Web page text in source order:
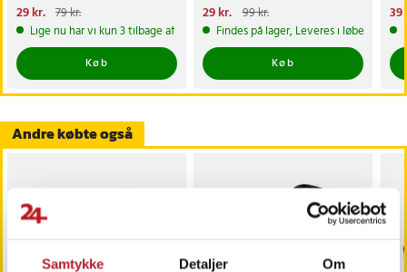
Samtykke Detaljer Om
Nuværende pris
29 kr.Tidligere pris:79 kr.
29 kr. 79 kr.
Lige nu har vi kun 3 tilbage af dette produkt
Køb
Nuværende pris
29 kr.Tidligere pris:99 kr.
29 kr. 99 kr.
Findes på lager, Leveres i løbet af 1-2
Køb
39
39
Andre købte også